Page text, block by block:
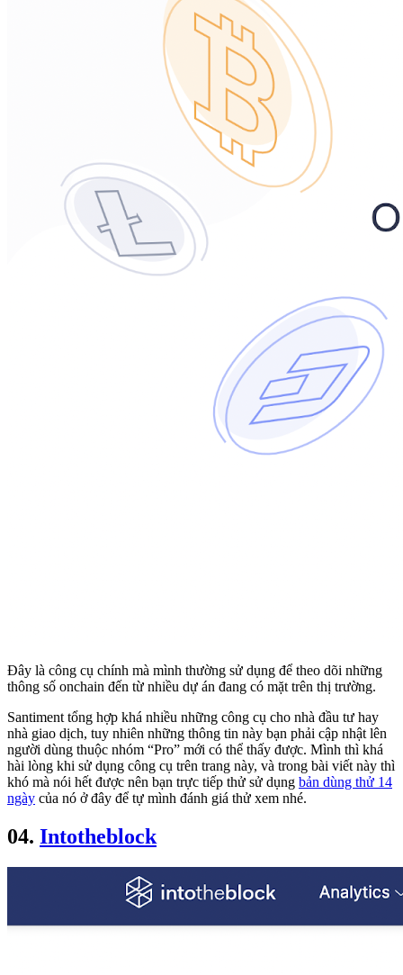
Đây là công cụ chính mà mình thường sử dụng để theo dõi những
thông số onchain đến từ nhiều dự án đang có mặt trên thị trường.
Santiment tổng hợp khá nhiều những công cụ cho nhà đầu tư hay
nhà giao dịch, tuy nhiên những thông tin này bạn phải cập nhật lên
người dùng thuộc nhóm “Pro” mới có thể thấy được. Mình thì khá
hài lòng khi sử dụng công cụ trên trang này, và trong bài viết này thì
khó mà nói hết được nên bạn trực tiếp thử sử dụng bản dùng thử 14
ngày của nó ở đây để tự mình đánh giá thử xem nhé.
04. Intotheblock